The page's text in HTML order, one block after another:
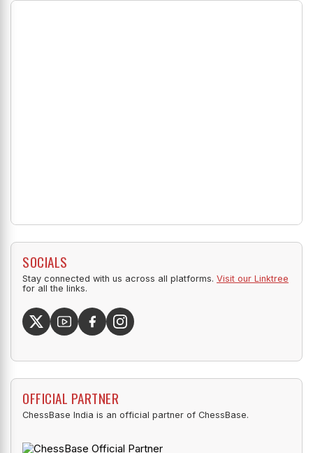
SOCIALS
Stay connected with us across all platforms. Visit our Linktree
for all the links.
OFFICIAL PARTNER
ChessBase India is an official partner of ChessBase.